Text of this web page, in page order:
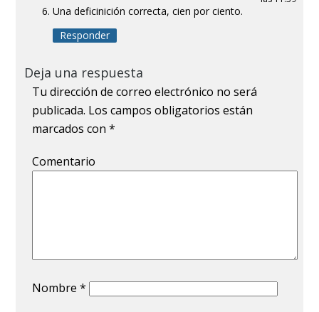
Una deficinición correcta, cien por ciento.
Responder
Deja una respuesta
Tu dirección de correo electrónico no será
publicada. Los campos obligatorios están
marcados con*
Comentario
Nombre*